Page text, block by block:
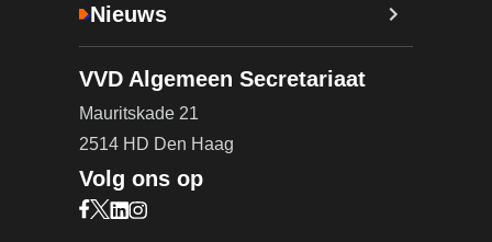
Nieuws
VVD Algemeen Secretariaat
Mauritskade 21
2514 HD Den Haag
Volg ons op
Bezoek onze Facebook pagina (opent in nieuw
Bezoek onze X pagina (opent in nieuw tabblad)
Bezoek onze LinkedIn pagina (opent in nieuw
Bezoek onze Instagram pagina (opent in